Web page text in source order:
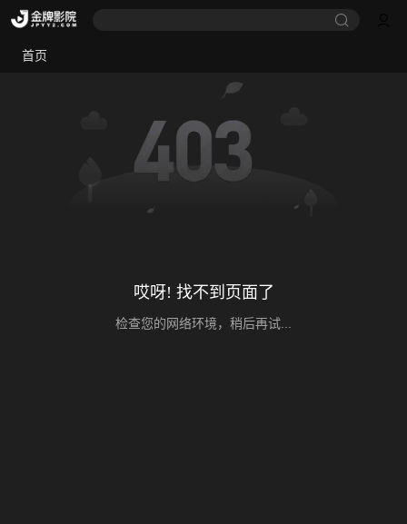
首页
哎呀! 找不到页面了
检查您的网络环境，稍后再试...